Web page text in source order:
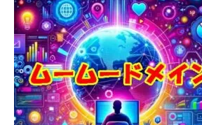
限
切
れ
ド
メ
イ
ン